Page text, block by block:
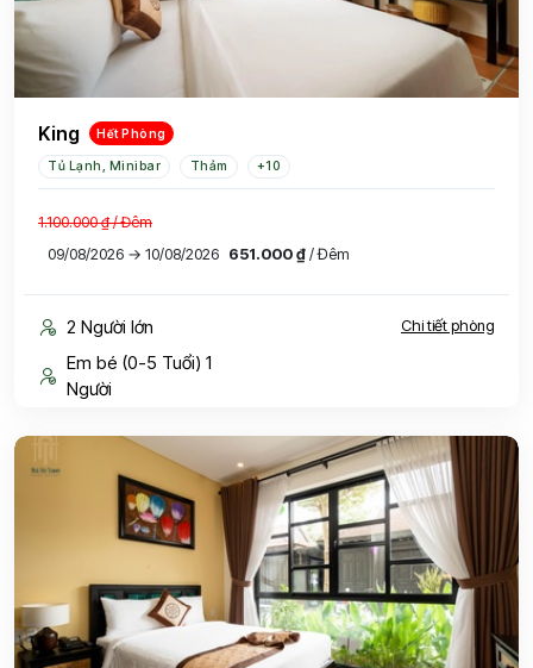
King Hết Phòng
Tủ Lạnh, Minibar Thảm +10
1.100.000 ₫/ Đêm
09/08/2026 → 10/08/2026 651.000 ₫ / Đêm
2 Người lớn Chi tiết phòng
Em bé (0-5 Tuổi) 1
Người